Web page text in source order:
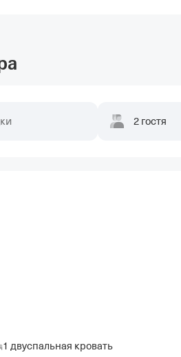
2 гостя
1 двуспальная кровать